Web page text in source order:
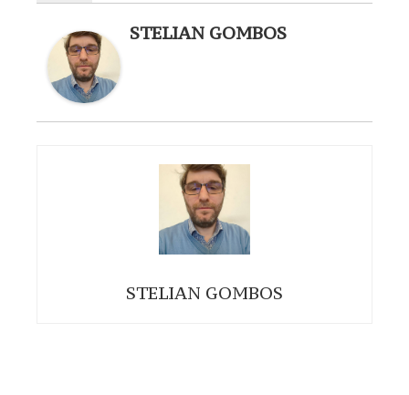
STELIAN GOMBOS
STELIAN GOMBOS